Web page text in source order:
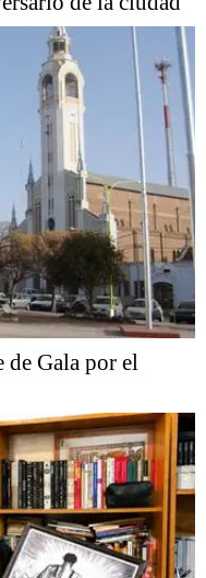
de Gala por el